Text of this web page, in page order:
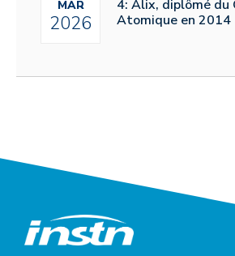
MAR
2026
4: Alix, diplômé du
Atomique en 2014